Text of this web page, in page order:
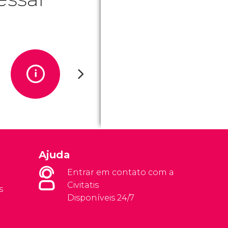
Ajuda
Entrar em contato com a
Civitatis
Disponíveis 24/7